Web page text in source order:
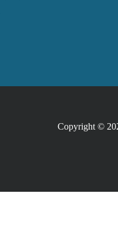
Copyright ©